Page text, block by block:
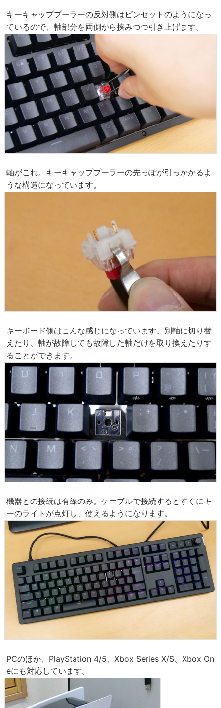
キーキャッププーラーの反対側はピンセットのようになっ
ているので、軸部分を両側から挟みつつ引き上げます。
軸がこれ。キーキャッププーラーの先っぽが引っかかるよ
うな構造になっています。
キーボード側はこんな感じになっています。別軸に切り替
えたり、軸が故障しても故障した軸だけを取り換えたりす
ることができます。
機器との接続は有線のみ。ケーブルで接続するとすぐにキ
ーのライトが点灯し、使えるようになります。
PCのほか、PlayStation 4/5、Xbox Series X/S、Xbox On
eにも対応しています。